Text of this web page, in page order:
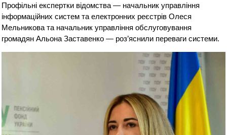
Профільні експертки відомства — начальник управління
інформаційних систем та електронних реєстрів Олеся
Мельникова та начальник управління обслуговування
громадян Альона Заставенко — роз’яснили переваги системи.